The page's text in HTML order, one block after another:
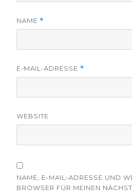
NAME *
E-MAIL-ADRESSE *
WEBSITE
NAME, E-MAIL-ADRESSE UND
BROWSER FÜR MEINEN